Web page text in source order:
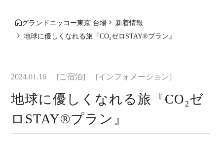
グランドニッコー東京 台場
新着情報
地球に優しくなれる旅『CO₂ゼロSTAY®プラン』
2024.01.16 [ご宿泊] [インフォメーション]
地球に優しくなれる旅『CO₂ゼ
ロSTAY®プラン』